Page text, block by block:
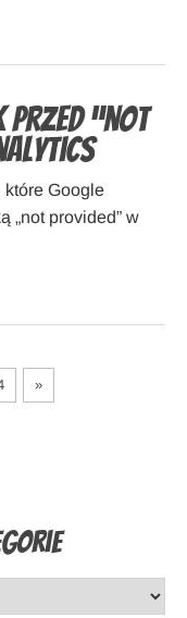
przed “not
które Google
„not provided” w
»